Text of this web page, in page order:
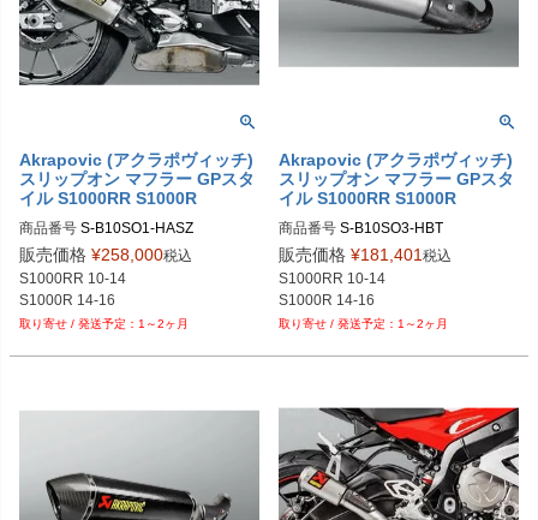
Akrapovic (アクラポヴィッチ)
スリップオン マフラー GPスタ
イル S1000RR S1000R
商品番号
販売価格 ¥258,000税込
S1000RR 10-14
S1000R 14-16
1～2ヶ月
Akrapovic (アクラポヴィッチ)
スリップオン マフラー GPスタ
イル S1000RR S1000R
商品番号
販売価格 ¥181,401税込
S1000RR 10-14
S1000R 14-16
1～2ヶ月